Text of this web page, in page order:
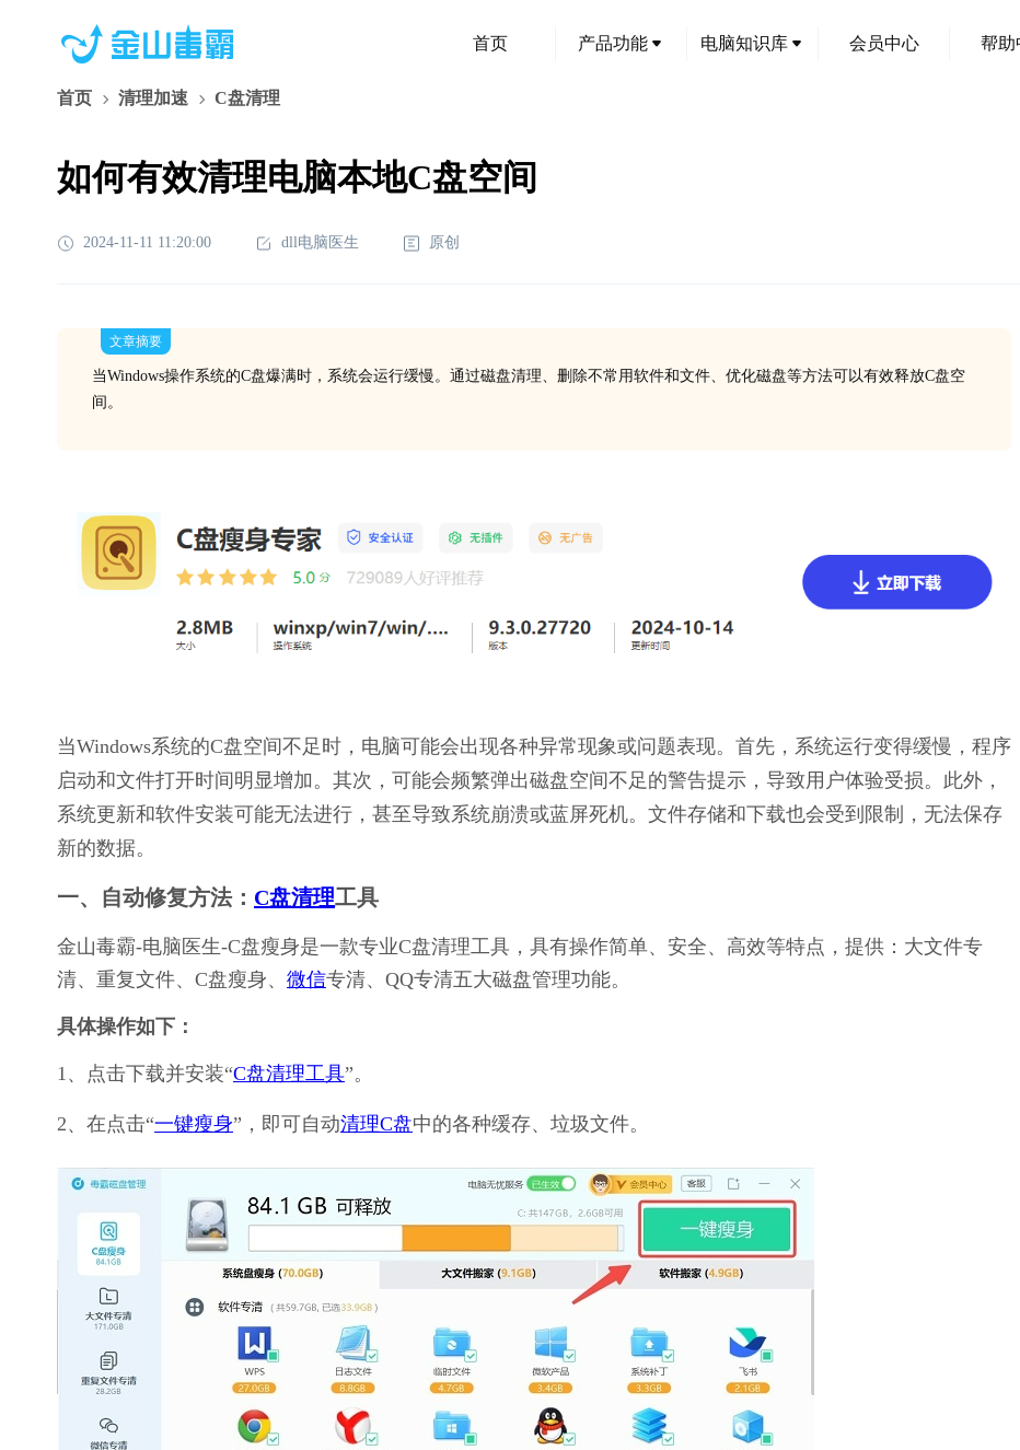
首页 产品功能 电脑知识库 会员中心 帮助
首页 清理加速 C盘清理
如何有效清理电脑本地C盘空间
2024-11-11 11:20:00 dll电脑医生 原创
文章摘要
当Windows操作系统的C盘爆满时，系统会运行缓慢。通过磁盘清理、删除不常用软件和文件、优化磁盘等方法可以有效释放C盘空
间。
当Windows系统的C盘空间不足时，电脑可能会出现各种异常现象或问题表现。首先，系统运行变得缓慢，程序
启动和文件打开时间明显增加。其次，可能会频繁弹出磁盘空间不足的警告提示，导致用户体验受损。此外，
系统更新和软件安装可能无法进行，甚至导致系统崩溃或蓝屏死机。文件存储和下载也会受到限制，无法保存
新的数据。
一、自动修复方法： C盘清理工具
金山毒霸-电脑医生-C盘瘦身是一款专业C盘清理工具，具有操作简单、安全、高效等特点，提供：大文件专
清、重复文件、C盘瘦身、 微信专清、QQ专清五大磁盘管理功能。
具体操作如下：
1、点击下载并安装“C盘清理工具”。
2、在点击“一键瘦身”，即可自动清理C盘中的各种缓存、垃圾文件。